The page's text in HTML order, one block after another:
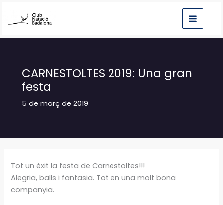
CARNESTOLTES 2019: Una gran
festa
5 de març de 2019
Tot un èxit la festa de Carnestoltes!!!
Alegria, balls i fantasia. Tot en una molt bona
companyia.